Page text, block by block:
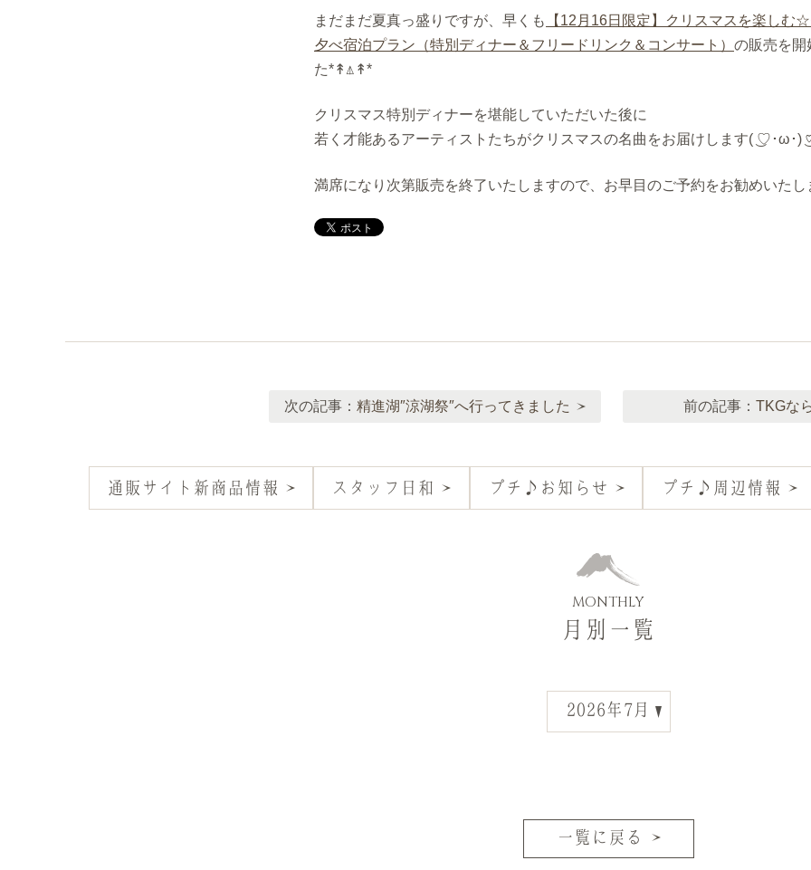
まだまだ夏真っ盛りですが、早くも
【12月16日限定】クリスマスを楽しむ
夕べ宿泊プラン（特別ディナー＆フリードリンク＆コンサート） の販売を開
た*↟⍋↟*
クリスマス特別ディナーを堪能していただいた後に
若く才能あるアーティストたちがクリスマスの名曲をお届けします( ͜♡･ω･)
満席になり次第販売を終了いたしますので、お早目のご予約をお勧めいたし
前の記事： TKGな
次の記事： 精進湖″涼湖祭″へ行ってきました
通販サイト新商品情報 スタッフ日和 プチ♪お知らせ プチ♪周辺情報
MONTHLY
月別一覧
一覧に戻る